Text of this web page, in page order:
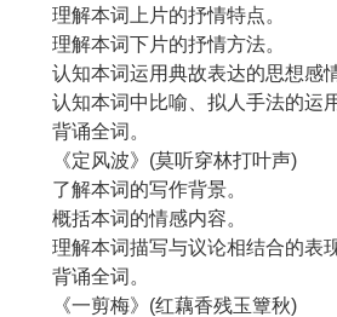
理解本词上片的抒情特点。
理解本词下片的抒情方法。
认知本词运用典故表达的思想感情
认知本词中比喻、拟人手法的运用
背诵全词。
《定风波》(莫听穿林打叶声)
了解本词的写作背景。
概括本词的情感内容。
理解本词描写与议论相结合的表现
背诵全词。
《一剪梅》(红藕香残玉簟秋)